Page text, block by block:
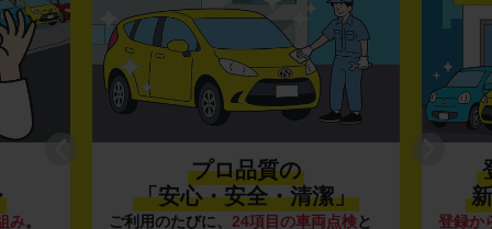
プロ品質の
「安心・安全・清潔」
ご利用のたびに、24項目の車両点検と
登
新
登録から4